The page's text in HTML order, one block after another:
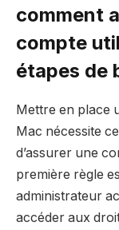
comment
compte
étapes de
Mettre en place
Mac nécessite
d’assurer une
première règle
administrateur
accéder aux